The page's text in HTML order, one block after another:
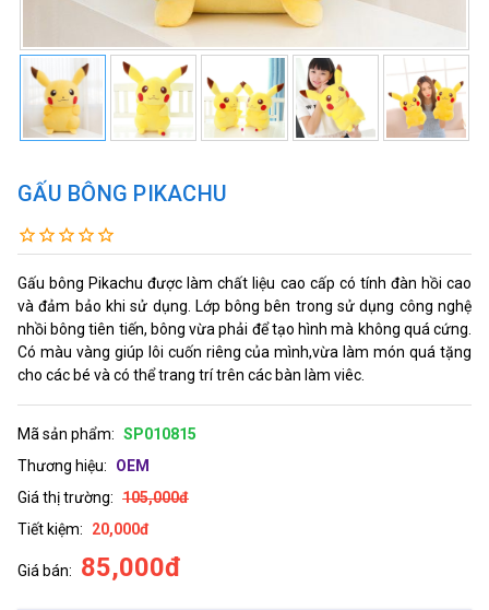
GẤU BÔNG PIKACHU
Gấu bông Pikachu được làm chất liệu cao cấp có tính đàn hồi cao
và đảm bảo khi sử dụng. Lớp bông bên trong sử dụng công nghệ
nhồi bông tiên tiến, bông vừa phải để tạo hình mà không quá cứng.
Có màu vàng giúp lôi cuốn riêng của mình,vừa làm món quá tặng
cho các bé và có thể trang trí trên các bàn làm viêc.
Mã sản phẩm: SP010815
Thương hiệu:
OEM
Giá thị trường: 105,000đ
Tiết kiệm:
20,000đ
Giá bán: 85,000đ